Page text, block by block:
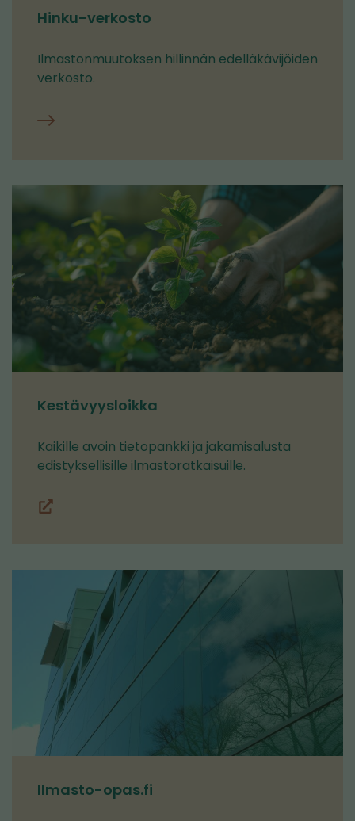
Hinku-verkosto
Ilmastonmuutoksen hillinnän edelläkävijöiden
verkosto.
Hinku
Kestävyysloikka
Kaikille avoin tietopankki ja jakamisalusta
edistyksellisille ilmastoratkaisuille.
Kestävyysloikka.fi
(siirryt
Ilmasto-opas.fi